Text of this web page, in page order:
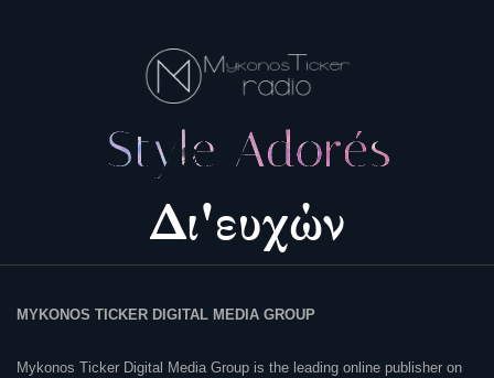
MYKONOS TICKER DIGITAL MEDIA GROUP
Mykonos Ticker Digital Media Group is the leading online publisher on